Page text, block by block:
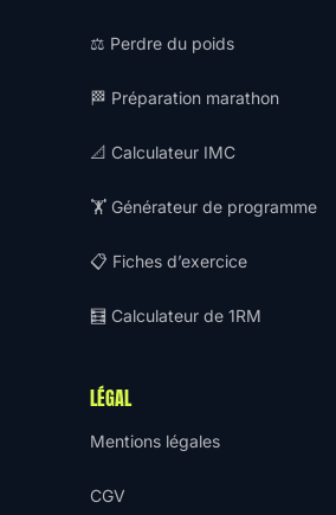
⚖️ Perdre du poids
🏁 Préparation marathon
📐 Calculateur IMC
🏋️ Générateur de programme
📋 Fiches d’exercice
🧮 Calculateur de 1RM
LÉGAL
Mentions légales
CGV